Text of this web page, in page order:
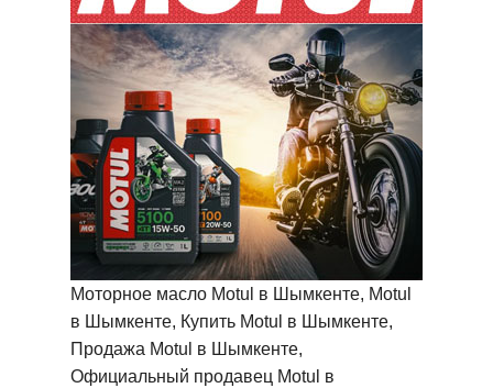
Моторное масло Motul в Шымкенте, Motul
в Шымкенте, Купить Motul в Шымкенте,
Продажа Motul в Шымкенте,
Официальный продавец Motul в